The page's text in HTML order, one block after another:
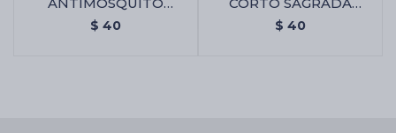
SAGRADA MADRE -
$ 40
MADRE X4 - Incienso
$ 40